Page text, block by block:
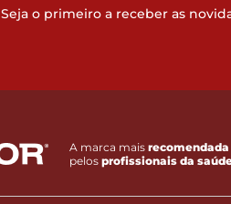
Seja o primeiro a receber as
A marca mais recomendada
pelos profissionais da